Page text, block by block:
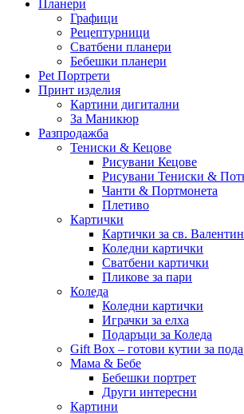
Планери
Графици
Рецептурници
Сватбени планери
Бебешки планери
Pet Портрети
Принт изделия
Картини дигитални
За Маникюр
Разпродажба
Тениски & Кецове
Рисувани Кецове
Рисувани Тениски &
Чанти & Портмонета
Плетиво
Картички
Картички за св. Валентин
Коледни картички
Сватбени картички
Пликове за пари
Коледа
Коледни картички
Играчки за елха
Подаръци за Коледа
Gift Box – готови кутии за
Мама & Бебе
Бебешки портрет
Други интересни
Картини